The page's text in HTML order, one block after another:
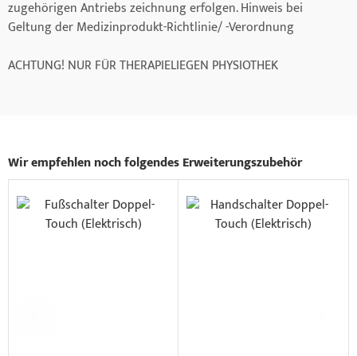
zugehörigen Antriebs zeichnung erfolgen. Hinweis bei
Geltung der Medizinprodukt-Richtlinie/ -Verordnung
ACHTUNG! NUR FÜR THERAPIELIEGEN PHYSIOTHEK
Wir empfehlen noch folgendes Erweiterungszubehör